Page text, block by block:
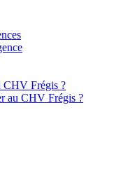
CHV Frégis ?
au CHV Frégis ?